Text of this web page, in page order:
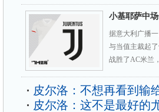
小基耶萨中
据意大利广播
与当值主裁起
战胜了AC米兰
皮尔洛：不想再看到输
皮尔洛：这不是最好的